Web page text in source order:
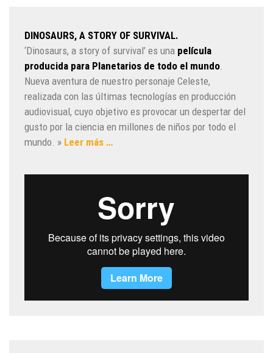
DINOSAURS, A STORY OF SURVIVAL.
‘Dinosaurs, a story of survival’ es una película
producida para Planetarios de todo el mundo.
Nueva aventura de nuestro personaje Celeste,
realizada con las últimas tecnologías en producción
audiovisual, cuyo objetivo es provocar un despertar del
gusto por la ciencia en millones de niños por todo el
mundo. » Leer más …